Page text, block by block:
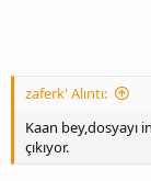
zaferk' Alıntı:
Kaan bey,dosyayı
çıkıyor.